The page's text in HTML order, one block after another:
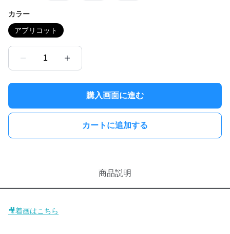
カラー
アプリコット
1
購入画面に進む
カートに追加する
商品説明
🎥着画はこちら